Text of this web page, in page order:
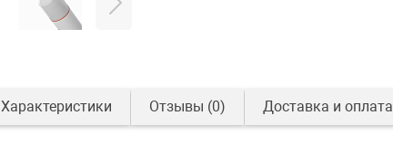
Характеристики Отзывы (0) Доставка и оплата